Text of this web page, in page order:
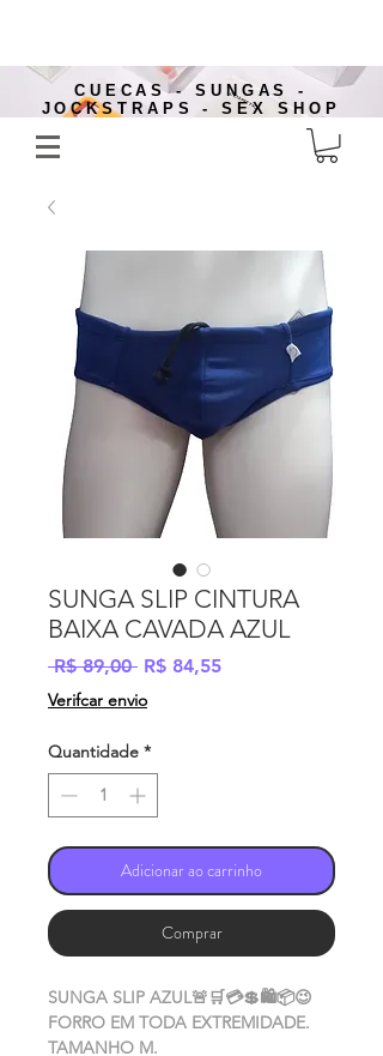
CUECAS - SUNGAS -
JOCKSTRAPS - SEX SHOP
SUNGA SLIP CINTURA
BAIXA CAVADA AZUL
R$ 89,00 Preço
normal
R$ 84,55Preço
Verifcar envio
Quantidade *
Adicionar ao carrinho
Comprar
SUNGA SLIP AZUL🚨🛒💳💲🛍📦😉
FORRO EM TODA EXTREMIDADE.
TAMANHO M.